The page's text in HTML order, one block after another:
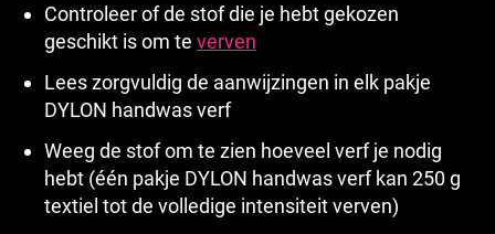
Controleer of de stof die je hebt gekozen
geschikt is om te verven
Lees zorgvuldig de aanwijzingen in elk pakje
DYLON handwas verf
Weeg de stof om te zien hoeveel verf je nodig
hebt (één pakje DYLON handwas verf kan 250 g
textiel tot de volledige intensiteit verven)